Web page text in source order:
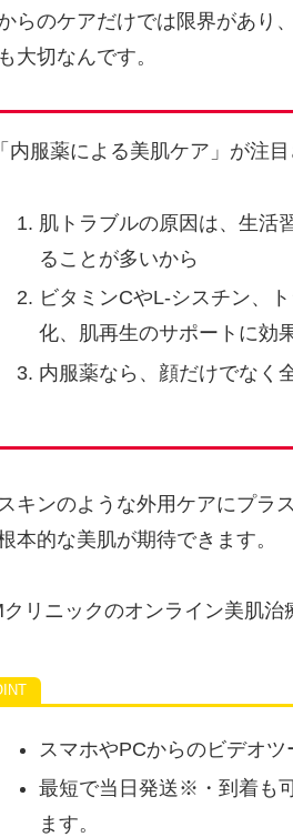
らのケアだけでは限界があり
大切なんです。
「内服薬による美肌ケア」が注
肌トラブルの原因は、生活
ることが多いから
ビタミンCやL-シスチン、
化、肌再生のサポートに効
内服薬なら、顔だけでなく
キンのような外用ケアにプラ
本的な美肌が期待できます。
クリニックのオンライン美肌
スマホやPCからのビデオ
最短で当日発送※・到着も
ます。